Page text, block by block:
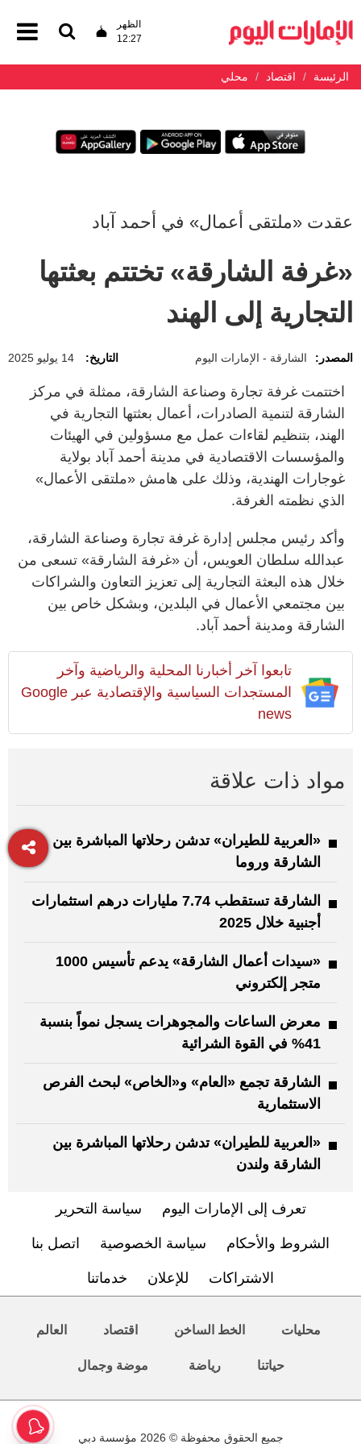
الظهر
12:27
الرئيسة اقتصاد محلي
عقدت «ملتقى أعمال» في أحمد آباد
«غرفة الشارقة» تختتم بعثتها
التجارية إلى الهند
المصدر: الشارقة - الإمارات اليوم التاريخ: 14 يوليو 2025
اختتمت غرفة تجارة وصناعة الشارقة، ممثلة في مركز
الشارقة لتنمية الصادرات، أعمال بعثتها التجارية في
الهند، بتنظيم لقاءات عمل مع مسؤولين في الهيئات
والمؤسسات الاقتصادية في مدينة أحمد آباد بولاية
غوجارات الهندية، وذلك على هامش «ملتقى الأعمال»
الذي نظمته الغرفة.
وأكد رئيس مجلس إدارة غرفة تجارة وصناعة الشارقة،
عبدالله سلطان العويس، أن «غرفة الشارقة» تسعى من
خلال هذه البعثة التجارية إلى تعزيز التعاون والشراكات
بين مجتمعي الأعمال في البلدين، وبشكل خاص بين
الشارقة ومدينة أحمد آباد.
تابعوا آخر أخبارنا المحلية والرياضية وآخر
المستجدات السياسية والإقتصادية عبر Google
news
مواد ذات علاقة
«العربية للطيران» تدشن رحلاتها المباشرة بين
الشارقة وروما
الشارقة تستقطب 7.74 مليارات درهم استثمارات
أجنبية خلال 2025
«سيدات أعمال الشارقة» يدعم تأسيس 1000
متجر إلكتروني
معرض الساعات والمجوهرات يسجل نمواً بنسبة
41% في القوة الشرائية
الشارقة تجمع «العام» و«الخاص» لبحث الفرص
الاستثمارية
«العربية للطيران» تدشن رحلاتها المباشرة بين
الشارقة ولندن
تعرف إلى الإمارات اليوم سياسة التحرير
الشروط والأحكام سياسة الخصوصية اتصل بنا
الاشتراكات للإعلان خدماتنا
محليات الخط الساخن اقتصاد العالم
حياتنا رياضة موضة وجمال
جميع الحقوق محفوظة © 2026 مؤسسة دبي